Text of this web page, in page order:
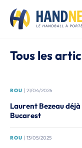
Tous les
ROU | 21/04/2026
Laurent Bezeau
Bucarest
ROU | 13/05/2025